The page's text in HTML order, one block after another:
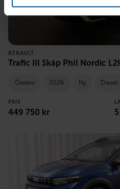
RENAULT
Trafic III Skåp PhII Nordic
Örebro 2026 Ny Diesel
PRIS
449 750 kr